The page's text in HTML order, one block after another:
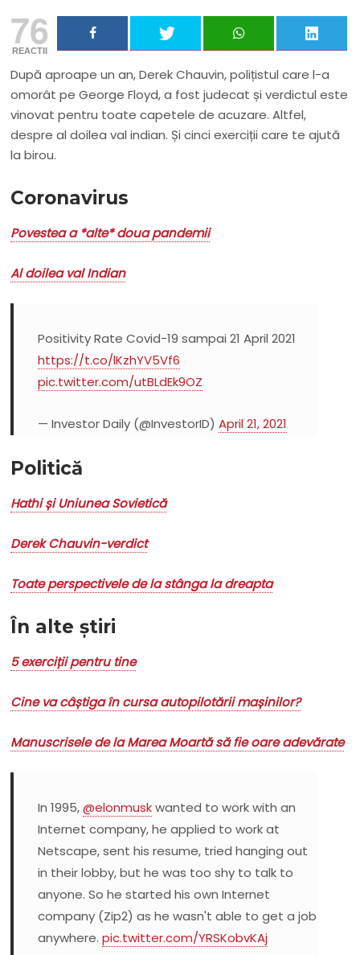
76
REACTII
După aproape un an, Derek Chauvin, polițistul care l-a
omorât pe George Floyd, a fost judecat și verdictul este
vinovat pentru toate capetele de acuzare. Altfel,
despre al doilea val indian. Și cinci exerciții care te ajută
la birou.
Coronavirus
Povestea a *alte* doua pandemii
Al doilea val Indian
Positivity Rate Covid-19 sampai 21 April 2021
https://t.co/lKzhYV5Vf6
pic.twitter.com/utBLdEk9OZ
— Investor Daily (@InvestorID)April 21, 2021
Politică
Hathi și Uniunea Sovietică
Derek Chauvin-verdict
Toate perspectivele de la stânga la dreapta
În alte știri
5 exerciții pentru tine
Cine va câștiga în cursa autopilotării mașinilor?
Manuscrisele de la Marea Moartă să fie oare adevărate
In 1995,@elonmuskwanted to work with an
Internet company, he applied to work at
Netscape, sent his resume, tried hanging out
in their lobby, but he was too shy to talk to
anyone. So he started his own Internet
company (Zip2) as he wasn't able to get a job
anywhere.pic.twitter.com/YRSKobvKAj